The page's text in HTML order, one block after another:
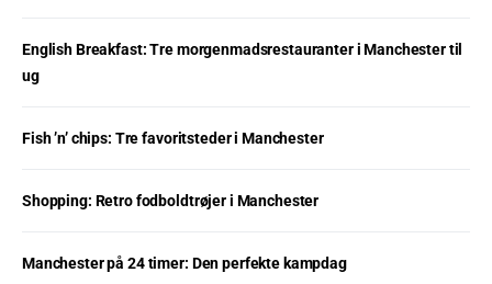
English Breakfast: Tre morgenmadsrestauranter i Manchester til
ug
Fish ’n’ chips: Tre favoritsteder i Manchester
Shopping: Retro fodboldtrøjer i Manchester
Manchester på 24 timer: Den perfekte kampdag